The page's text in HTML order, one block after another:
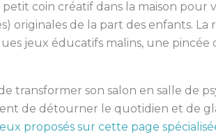
coin créatif dans la maison pour
originales de la part des enfants.
jeux éducatifs malins, une pincée
transformer son salon en salle de
de détourner le quotidien et de
proposés sur cette page